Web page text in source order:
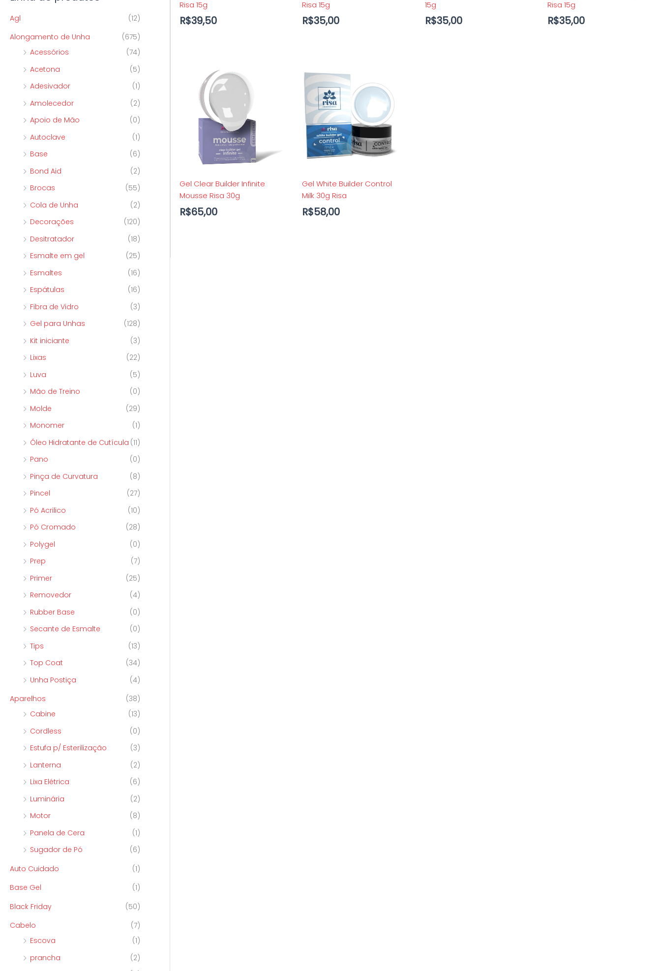
o
r
Agl
(12)
Alongamento de Unha
(675)
Acessórios
(74)
Acetona
(5)
Adesivador
(1)
Amolecedor
(2)
Apoio de Mão
(0)
Autoclave
(1)
Base
(6)
Bond Aid
(2)
Brocas
(55)
Cola de Unha
(2)
Decorações
(120)
Desitratador
(18)
Esmalte em gel
(25)
Esmaltes
(16)
Espátulas
(16)
Fibra de Vidro
(3)
Gel para Unhas
(128)
Kit iniciante
(3)
Lixas
(22)
Luva
(5)
Mão de Treino
(0)
Molde
(29)
Monomer
(1)
Óleo Hidratante de Cutícula (11)
Pano
(0)
Pinça de Curvatura
(8)
Pincel
(27)
Pó Acrilico
(10)
Pó Cromado
(28)
Polygel
(0)
Prep
(7)
Primer
(25)
Removedor
(4)
Rubber Base
(0)
Secante de Esmalte
(0)
Tips
(13)
Top Coat
(34)
Unha Postiça
(4)
Aparelhos
(38)
Cabine
(13)
Cordless
(0)
Estufa p/ Esterilização
(3)
Lanterna
(2)
Lixa Elétrica
(6)
Luminária
(2)
Motor
(8)
Panela de Cera
(1)
Sugador de Pó
(6)
Auto Cuidado
(1)
Base Gel
(1)
Black Friday
(50)
Cabelo
(7)
Escova
(1)
prancha
(2)
Risa 15g
R$39,50
Risa 15g
R$35,00
15g
R$35,00
Risa 15g
R$35,00
Gel Clear Builder Infinite
Mousse Risa 30g
R$65,00
Gel White Builder Control
Milk 30g Risa
R$58,00